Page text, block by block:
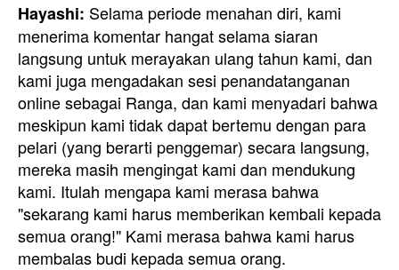
Hayashi: Selama periode menahan diri, kami
menerima komentar hangat selama siaran
langsung untuk merayakan ulang tahun kami, dan
kami juga mengadakan sesi penandatanganan
online sebagai Ranga, dan kami menyadari bahwa
meskipun kami tidak dapat bertemu dengan para
pelari (yang berarti penggemar) secara langsung,
mereka masih mengingat kami dan mendukung
kami. Itulah mengapa kami merasa bahwa
"sekarang kami harus memberikan kembali kepada
semua orang!" Kami merasa bahwa kami harus
membalas budi kepada semua orang.